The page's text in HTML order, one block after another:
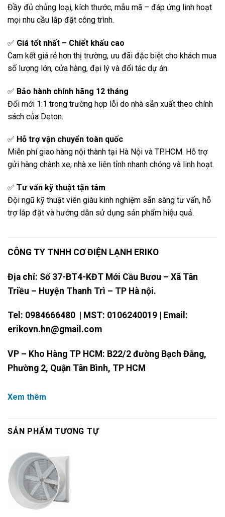
Đầy đủ chủng loại, kích thước, mẫu mã – đáp ứng linh hoạt
mọi nhu cầu lắp đặt công trình.
✅ Giá tốt nhất – Chiết khấu cao
Cam kết giá rẻ hơn thị trường, ưu đãi đặc biệt cho khách mua
số lượng lớn, cửa hàng, đại lý và đối tác dự án.
✅ Bảo hành chính hãng 12 tháng
Đổi mới 1:1 trong trường hợp lỗi do nhà sản xuất theo chính
sách của Deton.
✅ Hỗ trợ vận chuyển toàn quốc
Miễn phí giao hàng nội thành tại Hà Nội và TP.HCM. Hỗ trợ
gửi hàng chành xe, nhà xe liên tỉnh nhanh chóng và linh hoạt.
✅ Tư vấn kỹ thuật tận tâm
Đội ngũ kỹ thuật viên giàu kinh nghiệm sẵn sàng tư vấn, hỗ
trợ lắp đặt và hướng dẫn sử dụng sản phẩm hiệu quả.
CÔNG TY TNHH CƠ ĐIỆN LẠNH ERIKO
Địa chỉ: Số 37-BT4-KĐT Mới Cầu Bươu – Xã Tân
Triều – Huyện Thanh Trì – TP Hà nội.
Tel: 0984666480 | MST: 0106240019 | Email:
erikovn.hn@gmail.com
VP – Kho Hàng TP HCM: B22/2 đường Bạch Đằng,
Phường 2, Quận Tân Bình, TP HCM
Xem thêm
SẢN PHẨM TƯƠNG TỰ